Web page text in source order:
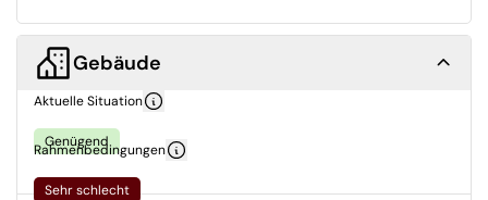
Gebäude
Aktuelle Situation
Genügend
Rahmenbedingungen
Sehr schlecht